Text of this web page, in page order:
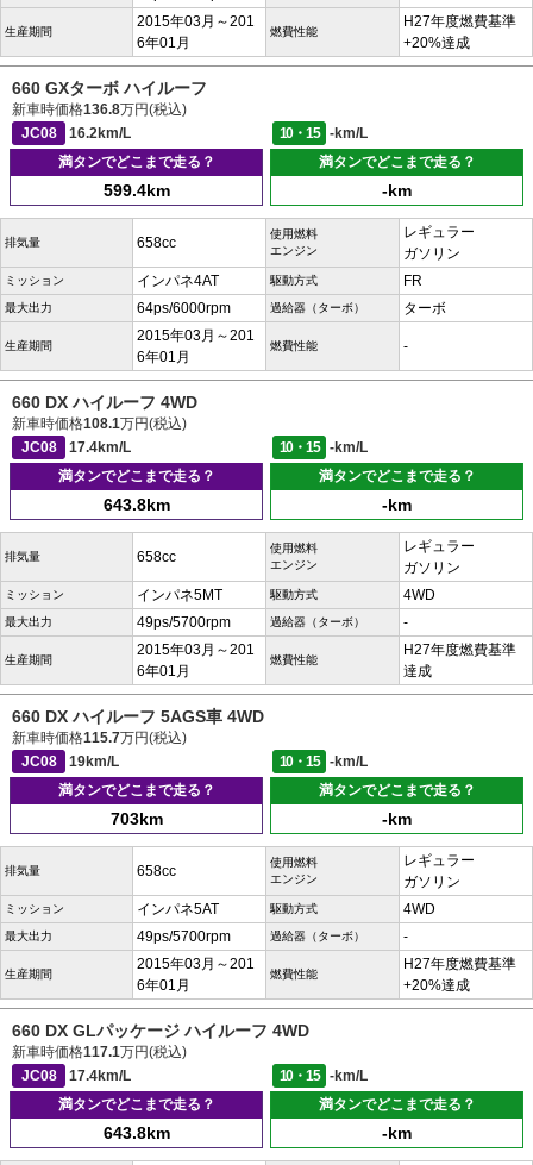
生産期間
2015年03月～201
6年01月
燃費性能
H27年度燃費基準
+20%達成
660 GXターボ ハイルーフ
新車時価格136.8万円(税込)
JC08
16.2km/L 10・15
-km/L
満タンでどこまで走る？
599.4km
満タンでどこまで走る？
-km
排気量 658cc
使用燃料
エンジン
レギュラー
ガソリン
ミッション インパネ4AT 駆動方式 FR
最大出力 64ps/6000rpm 過給器（ターボ） ターボ
生産期間
2015年03月～201
6年01月
燃費性能 -
660 DX ハイルーフ 4WD
新車時価格108.1万円(税込)
JC08
17.4km/L 10・15
-km/L
満タンでどこまで走る？
643.8km
満タンでどこまで走る？
-km
排気量 658cc
使用燃料
エンジン
レギュラー
ガソリン
ミッション インパネ5MT 駆動方式 4WD
最大出力 49ps/5700rpm 過給器（ターボ） -
生産期間
2015年03月～201
6年01月
燃費性能
H27年度燃費基準
達成
660 DX ハイルーフ 5AGS車 4WD
新車時価格115.7万円(税込)
JC08
19km/L 10・15
-km/L
満タンでどこまで走る？
703km
満タンでどこまで走る？
-km
排気量 658cc
使用燃料
エンジン
レギュラー
ガソリン
ミッション インパネ5AT 駆動方式 4WD
最大出力 49ps/5700rpm 過給器（ターボ） -
生産期間
2015年03月～201
6年01月
燃費性能
H27年度燃費基準
+20%達成
660 DX GLパッケージ ハイルーフ 4WD
新車時価格117.1万円(税込)
JC08
17.4km/L 10・15
-km/L
満タンでどこまで走る？
643.8km
満タンでどこまで走る？
-km